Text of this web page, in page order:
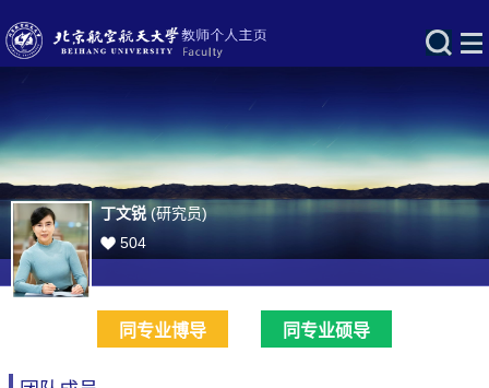
丁文锐(研究员)
504
同专业博导 同专业硕导